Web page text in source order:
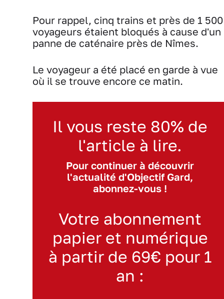
Pour rappel, cinq trains et près de 1 500
voyageurs étaient bloqués à cause d'un
panne de caténaire près de Nîmes.
Le voyageur a été placé en garde à vue
où il se trouve encore ce matin.
Il vous reste 80% de
l'article à lire.
Pour continuer à découvrir
l'actualité d'Objectif Gard,
abonnez-vous !
Votre abonnement
papier et numérique
à partir de 69€ pour 1
an :